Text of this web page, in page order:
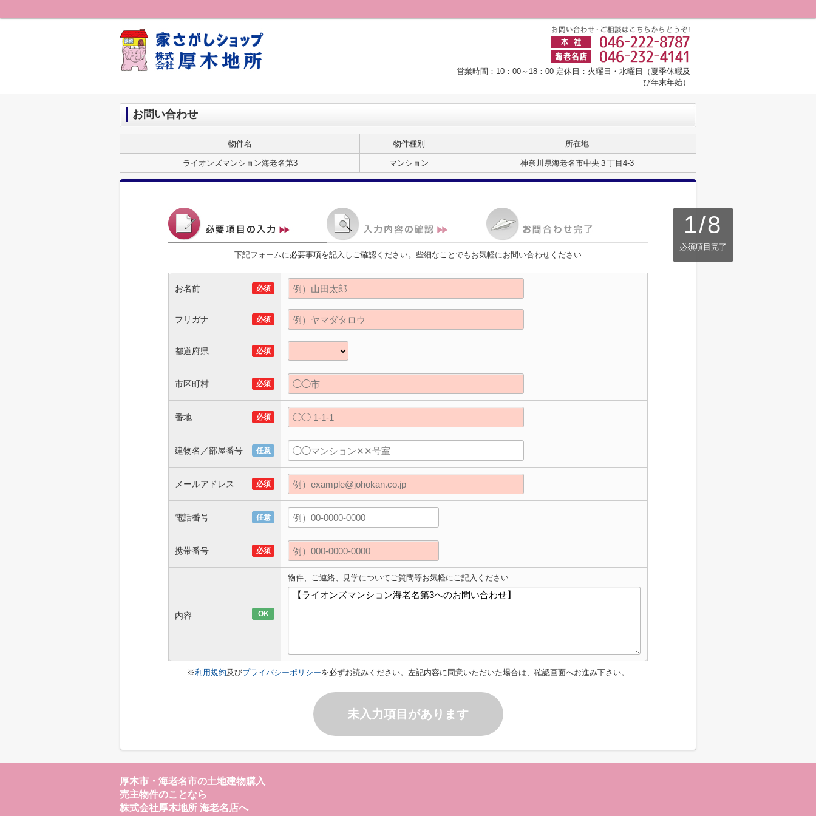
営業時間：10：00～18：00 定休日：火曜日・水曜日（夏季休暇及
び年末年始）
お問い合わせ
物件名 物件種別 所在地
ライオンズマンション海老名第3 マンション 神奈川県海老名市中央３丁目4-3
1/8
必須項目完了
下記フォームに必要事項を記入しご確認ください。些細なことでもお気軽にお問い合わせください
お名前 必須
フリガナ 必須
都道府県 必須
市区町村 必須
番地 必須
建物名／部屋番号 任意
メールアドレス 必須
電話番号 任意
携帯番号 必須
内容 OK
物件、ご連絡、見学についてご質問等お気軽にご記入ください
※利用規約及びプライバシーポリシーを必ずお読みください。左記内容に同意いただいた場合は、確認画面へお進み下さい。
未入力項目があります
厚木市・海老名市の土地建物購入
売主物件のことなら
株式会社厚木地所 海老名店へ